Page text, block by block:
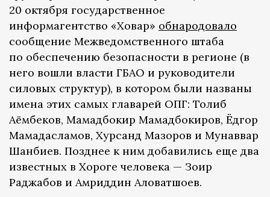
20 октября государственное
информагентство «Ховар» обнародовало
сообщение Межведомственного штаба
по обеспечению безопасности в регионе (в
него вошли власти ГБАО и руководители
силовых структур), в котором были названы
имена этих самых главарей ОПГ: Толиб
Аёмбеков, Мамадбокир Мамадбокиров, Ёдгор
Мамадасламов, Хурсанд Мазоров и Мунаввар
Шанбиев. Позднее к ним добавились еще два
известных в Хороге человека — Зоир
Раджабов и Амриддин Аловатшоев.